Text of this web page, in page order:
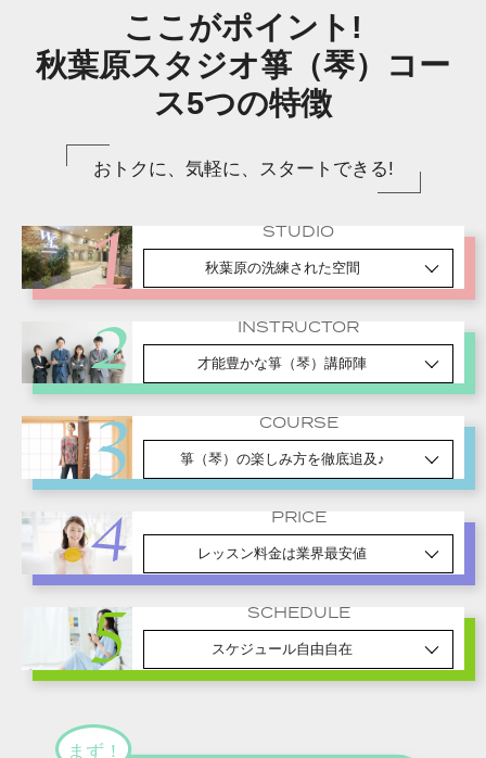
ここがポイント!
秋葉原スタジオ箏（琴）コー
ス5つの特徴
おトクに、気軽に、スタートできる!
STUDIO
秋葉原の洗練された空間
INSTRUCTOR
才能豊かな箏（琴）講師陣
COURSE
箏（琴）の楽しみ方を徹底追及♪
PRICE
レッスン料金は業界最安値
SCHEDULE
スケジュール自由自在